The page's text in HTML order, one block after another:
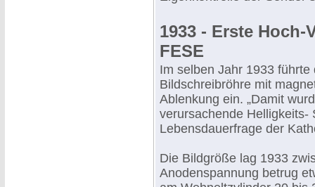
1933 - Erste
FESE
Im selben Jahr 1933
Bildschreibröhre mit
Ablenkung ein. „Damit
verursachende Helligkeits-
Lebensdauerfrage der
Die Bildgröße lag 1933
Anodenspannung betrug